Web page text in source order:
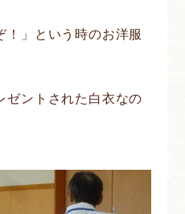
！」という時のお洋服
ゼントされた白衣なの